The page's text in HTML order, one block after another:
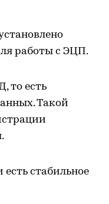
работы с ЭЦП.
то есть
Такой
стабильное